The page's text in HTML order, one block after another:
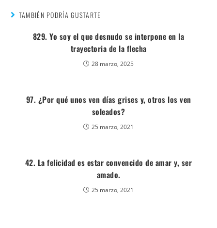
TAMBIÉN PODRÍA GUSTARTE
829. Yo soy el que desnudo se interpone en la
trayectoria de la flecha
28 marzo, 2025
97. ¿Por qué unos ven días grises y, otros los ven
soleados?
25 marzo, 2021
42. La felicidad es estar convencido de amar y, ser
amado.
25 marzo, 2021